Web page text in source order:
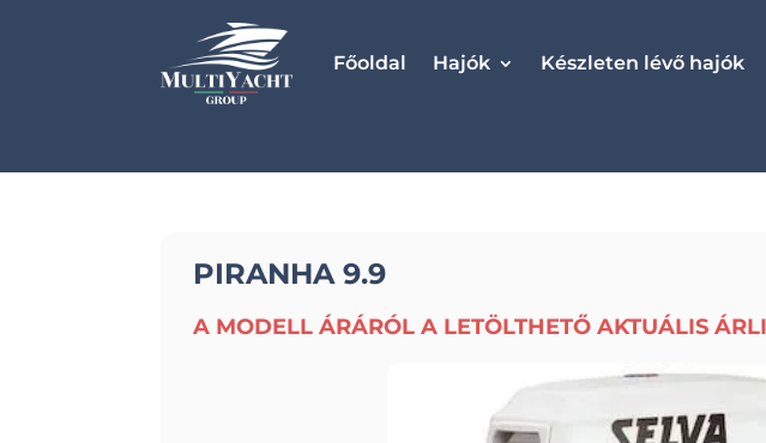
Főoldal Hajók Készleten lévő hajók
PIRANHA 9.9
A MODELL ÁRÁRÓL A LETÖLTHETŐ AKTUÁLIS